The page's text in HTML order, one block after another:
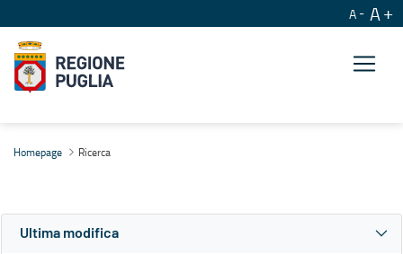
A A
Homepage Ricerca
Ultima modifica